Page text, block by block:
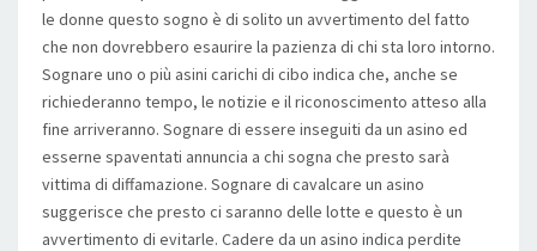
le donne questo sogno è di solito un avvertimento del fatto
che non dovrebbero esaurire la pazienza di chi sta loro intorno.
Sognare uno o più asini carichi di cibo indica che, anche se
richiederanno tempo, le notizie e il riconoscimento atteso alla
fine arriveranno. Sognare di essere inseguiti da un asino ed
esserne spaventati annuncia a chi sogna che presto sarà
vittima di diffamazione. Sognare di cavalcare un asino
suggerisce che presto ci saranno delle lotte e questo è un
avvertimento di evitarle. Cadere da un asino indica perdite